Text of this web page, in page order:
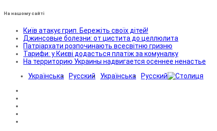
На нашому сайті
Київ атакує грип. Бережіть своїх дітей!
Джинсовые болезни: от цистита до целлюлита
Патріархати розпочинають всесвітню гризню
Тарифи: у Києві додасться платіж за комуналку
На территорию Украины надвигается осеннее ненастье
Українська
Русский Українська Русский